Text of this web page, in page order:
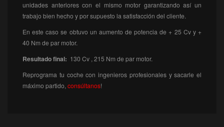
unidades anteriores con el mismo motor garantizando así un
trabajo bien hecho y por supuesto la satisfacción del cliente.
En este caso se obtuvo un aumento de potencia de + 25 Cv y +
40 Nm de par motor.
Resultado final: 130 Cv , 215 Nm de par motor.
Reprograma tu coche con ingenieros profesionales y sacarle el
máximo partido, consúltanos!